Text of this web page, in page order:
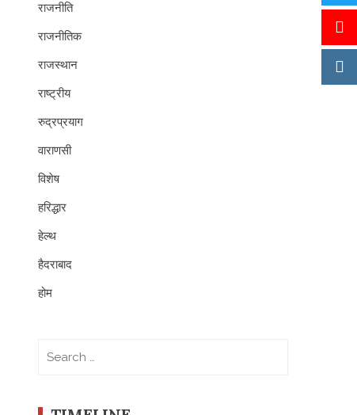
राजनीति
राजनीतिक
राजस्थान
राष्ट्रीय
रुद्रप्रयाग
वाराणसी
विशेष
हरिद्धार
हेल्थ
हैदराबाद
होम